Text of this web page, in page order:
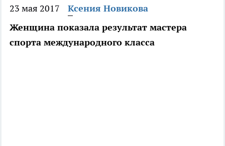
23 мая 2017
Ксения Новикова
Женщина показала результат мастера
спорта международного класса